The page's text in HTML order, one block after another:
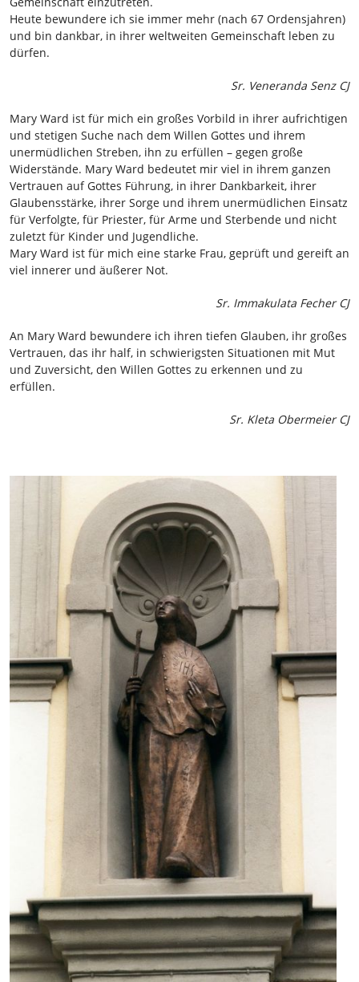
Heute bewundere ich sie immer mehr (nach 67 Ordensjahren)
und bin dankbar, in ihrer weltweiten Gemeinschaft leben zu
dürfen.
Sr. Veneranda Senz CJ
Mary Ward ist für mich ein großes Vorbild in ihrer aufrichtigen
und stetigen Suche nach dem Willen Gottes und ihrem
unermüdlichen Streben, ihn zu erfüllen – gegen große
Widerstände. Mary Ward bedeutet mir viel in ihrem ganzen
Vertrauen auf Gottes Führung, in ihrer Dankbarkeit, ihrer
Glaubensstärke, ihrer Sorge und ihrem unermüdlichen Einsatz
für Verfolgte, für Priester, für Arme und Sterbende und nicht
zuletzt für Kinder und Jugendliche.
Mary Ward ist für mich eine starke Frau, geprüft und gereift an
viel innerer und äußerer Not.
Sr. Immakulata Fecher CJ
An Mary Ward bewundere ich ihren tiefen Glauben, ihr großes
Vertrauen, das ihr half, in schwierigsten Situationen mit Mut
und Zuversicht, den Willen Gottes zu erkennen und zu
erfüllen.
Sr. Kleta Obermeier CJ